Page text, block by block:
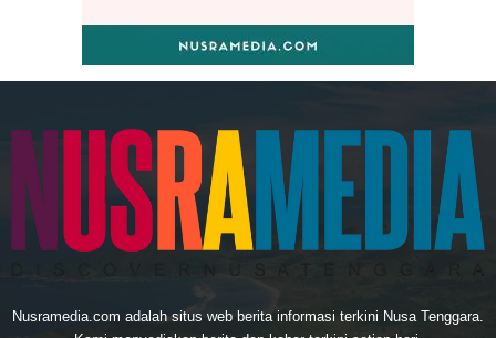
Nusramedia.com adalah situs web berita informasi terkini Nusa Tenggara.